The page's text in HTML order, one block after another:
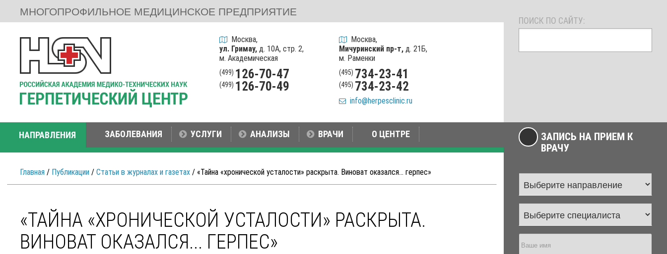
МНОГОПРОФИЛЬНОЕ МЕДИЦИНСКОЕ ПРЕДПРИЯТИЕ
Москва,
ул. Гримау,д. 10А, стр. 2,
м. Академическая
(499) 126-70-47
(499) 126-70-49
Москва,
Мичуринский пр-т, д. 21Б,
м. Раменки
(495) 734-23-41
(495) 734-23-42
info@herpesclinic.ru
ПОИСК ПО САЙТУ:
НАПРАВЛЕНИЯ ЗАБОЛЕВАНИЯ УСЛУГИ АНАЛИЗЫ ВРАЧИ О ЦЕНТРЕ
Главная / Публикации / Статьи в журналах и газетах / «Тайна «хронической усталости» раскрыта. Виноват оказался... герпес»
«ТАЙНА «ХРОНИЧЕСКОЙ УСТАЛОСТИ» РАСКРЫТА.
ВИНОВАТ ОКАЗАЛСЯ... ГЕРПЕС»
ЗАПИСЬ НА ПРИЕМ К
ВРАЧУ